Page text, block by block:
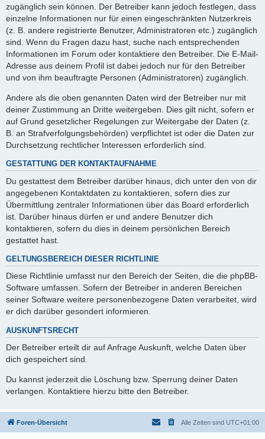
zugänglich sein können. Der Betreiber kann jedoch festlegen, dass
einzelne Informationen nur für einen eingeschränkten Nutzerkreis
(z. B. andere registrierte Benutzer, Administratoren etc.) zugänglich
sind. Wenn du Fragen dazu hast, suche nach entsprechenden
Informationen im Forum oder kontaktiere den Betreiber. Die E-Mail-
Adresse aus deinem Profil ist dabei jedoch nur für den Betreiber
und von ihm beauftragte Personen (Administratoren) zugänglich.
Andere als die oben genannten Daten wird der Betreiber nur mit
deiner Zustimmung an Dritte weitergeben. Dies gilt nicht, sofern er
auf Grund gesetzlicher Regelungen zur Weitergabe der Daten (z.
B. an Strafverfolgungsbehörden) verpflichtet ist oder die Daten zur
Durchsetzung rechtlicher Interessen erforderlich sind.
GESTATTUNG DER KONTAKTAUFNAHME
Du gestattest dem Betreiber darüber hinaus, dich unter den von dir
angegebenen Kontaktdaten zu kontaktieren, sofern dies zur
Übermittlung zentraler Informationen über das Board erforderlich
ist. Darüber hinaus dürfen er und andere Benutzer dich
kontaktieren, sofern du dies in deinem persönlichen Bereich
gestattet hast.
GELTUNGSBEREICH DIESER RICHTLINIE
Diese Richtlinie umfasst nur den Bereich der Seiten, die die phpBB-
Software umfassen. Sofern der Betreiber in anderen Bereichen
seiner Software weitere personenbezogene Daten verarbeitet, wird
er dich darüber gesondert informieren.
AUSKUNFTSRECHT
Der Betreiber erteilt dir auf Anfrage Auskunft, welche Daten über
dich gespeichert sind.
Du kannst jederzeit die Löschung bzw. Sperrung deiner Daten
verlangen. Kontaktiere hierzu bitte den Betreiber.
Foren-Übersicht Alle Zeiten sind UTC+01:00